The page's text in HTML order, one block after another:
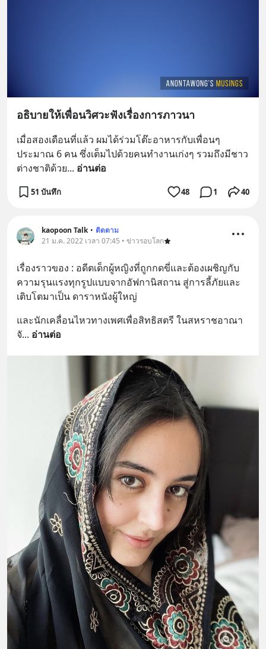
อธิบายให้เพื่อนวิศวะฟังเรื่องการภาวนา
เมื่อสองเดือนที่แล้ว ผมได้ร่วมโต๊ะอาหารกับเพื่อนๆ
ประมาณ 6 คน ซึ่งเต็มไปด้วยคนทำงานเก่งๆ รวมถึงมีชาว
ต่างชาติด้วย... อ่านต่อ
51 บันทึก 48 1 40
kaopoon Talk • ติดตาม
21 ม.ค. 2022 เวลา 07:45 • ข่าวรอบโลก
เรื่องราวของ : อดีตเด็กผู้หญิงที่ถูกกดขี่และต้องเผชิญกับ
ความรุนแรงทุกรูปแบบจากอัฟกานิสถาน สู่การลี้ภัยและ
เติบโตมาเป็น ดาราหนังผู้ใหญ่
และนักเคลื่อนไหวทางเพศเพื่อสิทธิสตรี ในสหราชอาณา
จั... อ่านต่อ